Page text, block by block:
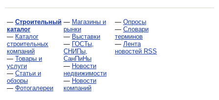
— Строительный
каталог
— Каталог
строительных
компаний
— Товары и
услуги
— Статьи и
обзоры
— Фотогалереи
— Магазины и
рынки
— Выставки
— ГОСТы,
СНИПы,
СанПиНы
— Новости
недвижимости
— Новости
компаний
— Опросы
— Словари
терминов
— Лента
новостей RSS